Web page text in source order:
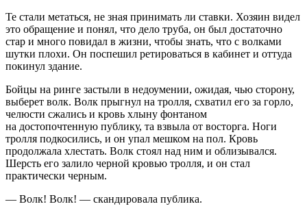
Те стали метаться, не зная принимать ли ставки. Хозяин видел
это обращение и понял, что дело труба, он был достаточно
стар и много повидал в жизни, чтобы знать, что с волками
шутки плохи. Он поспешил ретироваться в кабинет и оттуда
покинул здание.
Бойцы на ринге застыли в недоумении, ожидая, чью сторону,
выберет волк. Волк прыгнул на тролля, схватил его за горло,
челюсти сжались и кровь хлыну фонтаном
на достопочтенную публику, та взвыла от восторга. Ноги
тролля подкосились, и он упал мешком на пол. Кровь
продолжала хлестать. Волк стоял над ним и облизывался.
Шерсть его залило черной кровью тролля, и он стал
практически черным.
— Волк! Волк! — скандировала публика.